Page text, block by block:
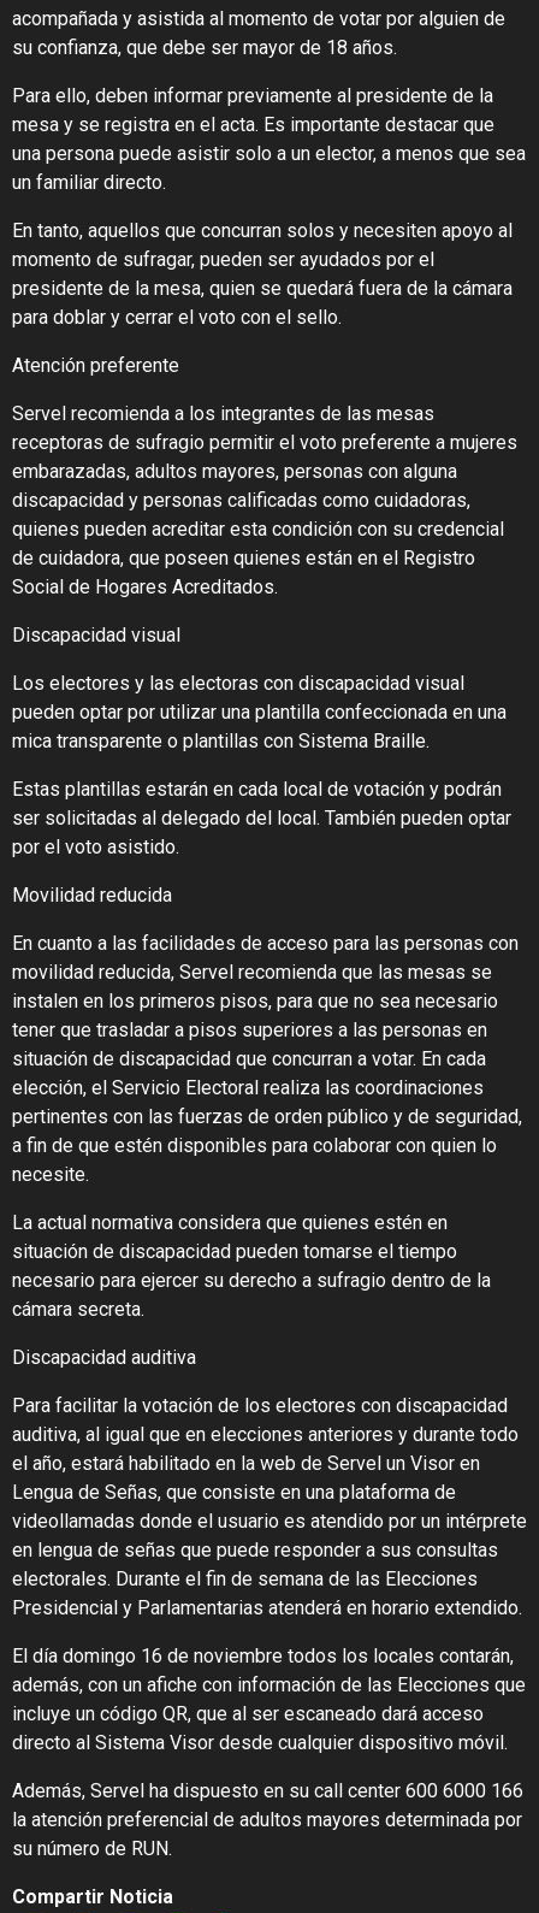
acompañada y asistida al momento de votar por alguien de
su confianza, que debe ser mayor de 18 años.
Para ello, deben informar previamente al presidente de la
mesa y se registra en el acta. Es importante destacar que
una persona puede asistir solo a un elector, a menos que sea
un familiar directo.
En tanto, aquellos que concurran solos y necesiten apoyo al
momento de sufragar, pueden ser ayudados por el
presidente de la mesa, quien se quedará fuera de la cámara
para doblar y cerrar el voto con el sello.
Atención preferente
Servel recomienda a los integrantes de las mesas
receptoras de sufragio permitir el voto preferente a mujeres
embarazadas, adultos mayores, personas con alguna
discapacidad y personas calificadas como cuidadoras,
quienes pueden acreditar esta condición con su credencial
de cuidadora, que poseen quienes están en el Registro
Social de Hogares Acreditados.
Discapacidad visual
Los electores y las electoras con discapacidad visual
pueden optar por utilizar una plantilla confeccionada en una
mica transparente o plantillas con Sistema Braille.
Estas plantillas estarán en cada local de votación y podrán
ser solicitadas al delegado del local. También pueden optar
por el voto asistido.
Movilidad reducida
En cuanto a las facilidades de acceso para las personas con
movilidad reducida, Servel recomienda que las mesas se
instalen en los primeros pisos, para que no sea necesario
tener que trasladar a pisos superiores a las personas en
situación de discapacidad que concurran a votar. En cada
elección, el Servicio Electoral realiza las coordinaciones
pertinentes con las fuerzas de orden público y de seguridad,
a fin de que estén disponibles para colaborar con quien lo
necesite.
La actual normativa considera que quienes estén en
situación de discapacidad pueden tomarse el tiempo
necesario para ejercer su derecho a sufragio dentro de la
cámara secreta.
Discapacidad auditiva
Para facilitar la votación de los electores con discapacidad
auditiva, al igual que en elecciones anteriores y durante todo
el año, estará habilitado en la web de Servel un Visor en
Lengua de Señas, que consiste en una plataforma de
videollamadas donde el usuario es atendido por un intérprete
en lengua de señas que puede responder a sus consultas
electorales. Durante el fin de semana de las Elecciones
Presidencial y Parlamentarias atenderá en horario extendido.
El día domingo 16 de noviembre todos los locales contarán,
además, con un afiche con información de las Elecciones que
incluye un código QR, que al ser escaneado dará acceso
directo al Sistema Visor desde cualquier dispositivo móvil.
Además, Servel ha dispuesto en su call center 600 6000 166
la atención preferencial de adultos mayores determinada por
su número de RUN.
Compartir Noticia